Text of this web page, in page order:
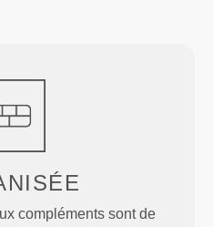
compléments sont de